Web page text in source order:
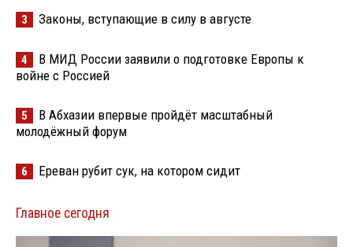
3 Законы, вступающие в силу в августе
4
В МИД России заявили о подготовке Европы к
войне с Россией
5
В Абхазии впервые пройдёт масштабный
молодёжный форум
6 Ереван рубит сук, на котором сидит
Главное сегодня